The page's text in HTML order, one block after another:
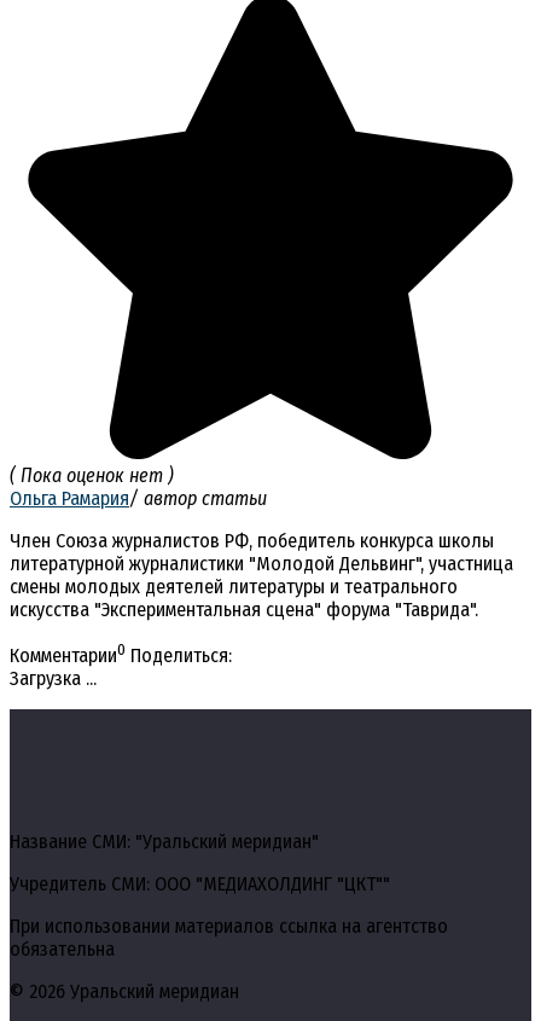
( Пока оценок нет )
Ольга Рамария/ автор статьи
Член Союза журналистов РФ, победитель конкурса школы
литературной журналистики "Молодой Дельвинг", участница
смены молодых деятелей литературы и театрального
искусства "Экспериментальная сцена" форума "Таврида".
Комментарии0 Поделиться:
Загрузка ...
Название СМИ: "Уральский меридиан"
Учредитель СМИ: ООО "МЕДИАХОЛДИНГ "ЦКТ""
При использовании материалов ссылка на агентство
обязательна
© 2026 Уральский меридиан